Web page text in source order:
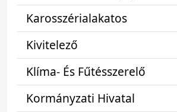
Karosszérialakatos
Kivitelező
Klíma- És Fűtésszerelő
Kormányzati Hivatal